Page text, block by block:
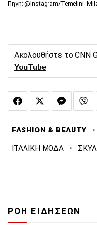
Πηγή: @Ιnstagram/
Ακολουθήστε το CNN
YouTube
FASHION & BEAUTY ·
ΙΤΑΛΙΚΗ ΜΟΔΑ ·
ΡΟΗ ΕΙΔΗΣΕΩΝ